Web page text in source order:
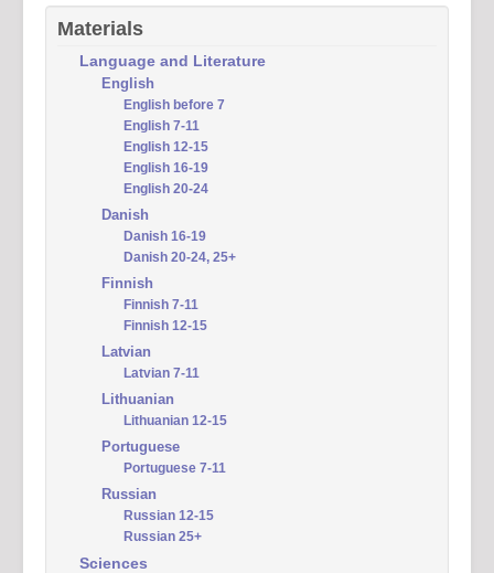
Materials
Language and Literature
English
English before 7
English 7-11
English 12-15
English 16-19
English 20-24
Danish
Danish 16-19
Danish 20-24, 25+
Finnish
Finnish 7-11
Finnish 12-15
Latvian
Latvian 7-11
Lithuanian
Lithuanian 12-15
Portuguese
Portuguese 7-11
Russian
Russian 12-15
Russian 25+
Sciences